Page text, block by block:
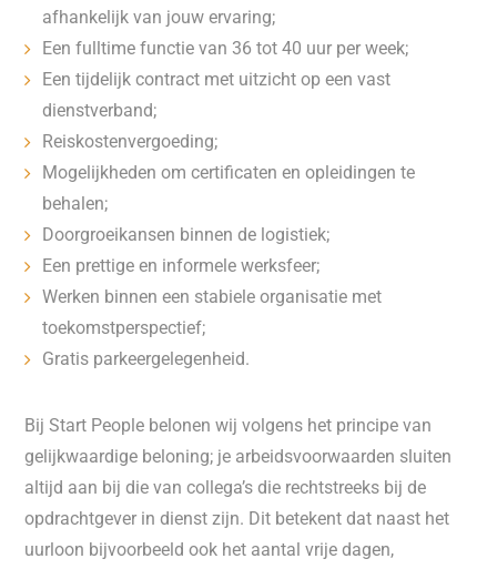
afhankelijk van jouw ervaring;
Een fulltime functie van 36 tot 40 uur per week;
Een tijdelijk contract met uitzicht op een vast
dienstverband;
Reiskostenvergoeding;
Mogelijkheden om certificaten en opleidingen te
behalen;
Doorgroeikansen binnen de logistiek;
Een prettige en informele werksfeer;
Werken binnen een stabiele organisatie met
toekomstperspectief;
Gratis parkeergelegenheid.
Bij Start People belonen wij volgens het principe van
gelijkwaardige beloning; je arbeidsvoorwaarden sluiten
altijd aan bij die van collega’s die rechtstreeks bij de
opdrachtgever in dienst zijn. Dit betekent dat naast het
uurloon bijvoorbeeld ook het aantal vrije dagen,